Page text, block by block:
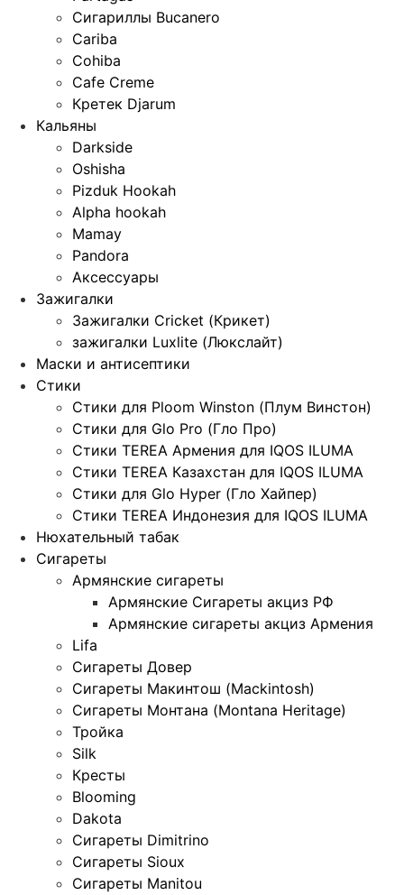
Сигариллы Bucanero
Cariba
Cohiba
Cafe Creme
Кретек Djarum
Кальяны
Darkside
Oshisha
Pizduk Hookah
Alpha hookah
Mamay
Pandora
Аксессуары
Зажигалки
Зажигалки Cricket (Крикет)
зажигалки Luxlite (Люкслайт)
Маски и антисептики
Стики
Стики для Ploom Winston (Плум Винстон)
Стики для Glo Pro (Гло Про)
Стики TEREA Армения для IQOS ILUMA
Стики TEREA Казахстан для IQOS ILUMA
Стики для Glo Hyper (Гло Хайпер)
Стики TEREA Индонезия для IQOS ILUMA
Нюхательный табак
Сигареты
Армянские сигареты
Армянские Сигареты акциз РФ
Армянские сигареты акциз Армения
Lifa
Сигареты Довер
Сигареты Макинтош (Mackintosh)
Сигареты Монтана (Montana Heritage)
Тройка
Silk
Кресты
Blooming
Dakota
Сигареты Dimitrino
Сигареты Sioux
Сигареты Manitou